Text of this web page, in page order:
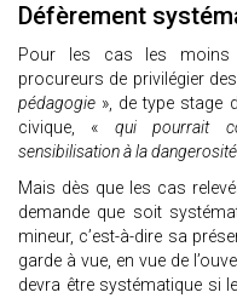
Défèrement
Pour les cas les moins
procureurs de privilégier
pédagogie », de type stage
civique, « qui pourrait
sensibilisation à la
Mais dès que les cas
demande que soit
mineur, c’est-à-dire sa
garde à vue, en vue de
devra être systématique si